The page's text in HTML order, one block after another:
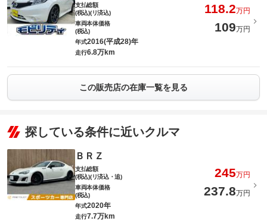
支払総額
(税込)(リ済込)
118.2万円
車両本体価格
(税込)
109万円
年式2016(平成28)年
走行6.8万km
この販売店の在庫一覧を見る
探している条件に近いクルマ
ＢＲＺ
支払総額
(税込)(リ済込・追)
245万円
車両本体価格
(税込)
237.8万円
年式2020年
走行7.7万km